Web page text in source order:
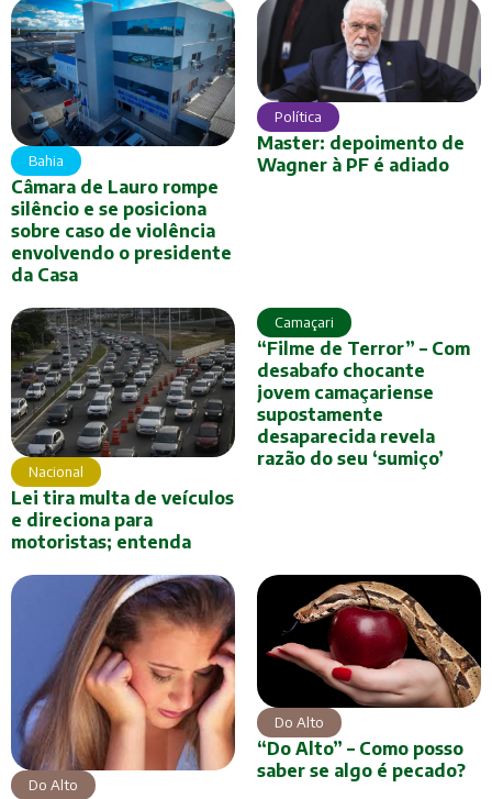
Bahia
Câmara de Lauro rompe
silêncio e se posiciona
sobre caso de violência
envolvendo o presidente
da Casa
Política
Master: depoimento de
Wagner à PF é adiado
Nacional
Lei tira multa de veículos
e direciona para
motoristas; entenda
Camaçari
“Filme de Terror” – Com
desabafo chocante
jovem camaçariense
supostamente
desaparecida revela
razão do seu ‘sumiço’
Do Alto
Do Alto
“Do Alto” – Como posso
saber se algo é pecado?